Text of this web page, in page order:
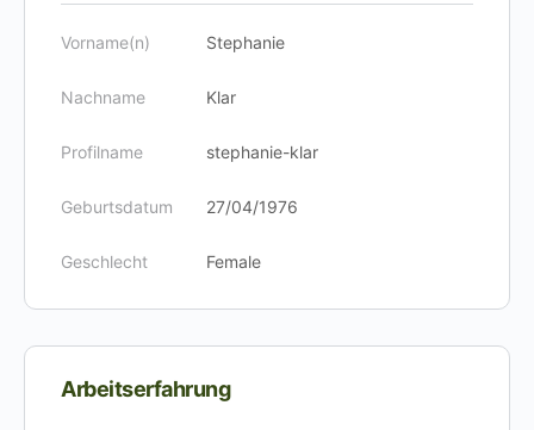
Vorname(n) Stephanie
Nachname Klar
Profilname stephanie-klar
Geburtsdatum 27/04/1976
Geschlecht Female
Arbeitserfahrung